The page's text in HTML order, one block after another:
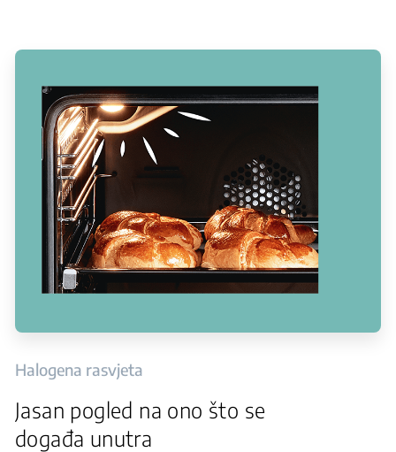
Halogena rasvjeta
Jasan pogled na ono što se
događa unutra